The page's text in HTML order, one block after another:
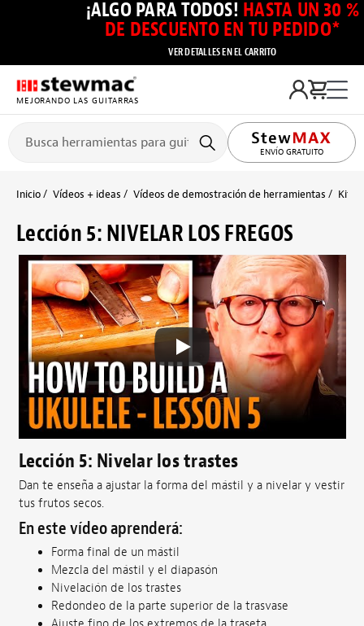
¡ALGO PARA TODOS! HASTA UN 30 %
DE DESCUENTO EN TU PEDIDO*
VER DETALLES EN EL CARRITO
MEJORANDO LAS GUITARRAS
ENVÍO GRATUITO
Inicio Vídeos + ideas Vídeos de demostración de herramientas Kits
Lección 5: NIVELAR LOS FREGOS
Lección 5: Nivelar los trastes
Dan te enseña a ajustar la forma del mástil y a nivelar y vestir
tus frutos secos.
En este vídeo aprenderá:
Forma final de un mástil
Mezcla del mástil y el diapasón
Nivelación de los trastes
Redondeo de la parte superior de la trasvase